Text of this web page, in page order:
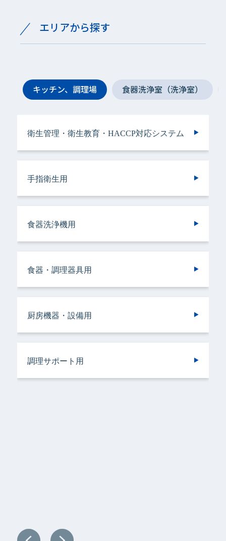
エリアから探す
キッチン、調理場 食器洗浄室（洗浄室）
衛生管理・衛生教育・HACCP対応システム
手指衛生用
食器洗浄機用
食器・調理器具用
厨房機器・設備用
調理サポート用
手指衛生用
食器洗浄機用
手指衛生用
トイレ用
衛生管理・衛生教育・HACCP対応システム
手指衛生用
施設用
手指衛生用
施設用
トイレ用
ヘアケア＆ボディケア用
バスルーム用
ヘアケア＆ボディケア用
バスルーム用
衣類用
手指衛生用
食器・調理器具用
厨房機器・設備用
調理サポート用
衣類用
容器洗浄機用
手指衛生用
トイレ用
ング用
ドライクリーニング用
リネンサプライ用
手指衛生用
トイレ用
ング用
ドライクリーニング用
リネンサプライ用